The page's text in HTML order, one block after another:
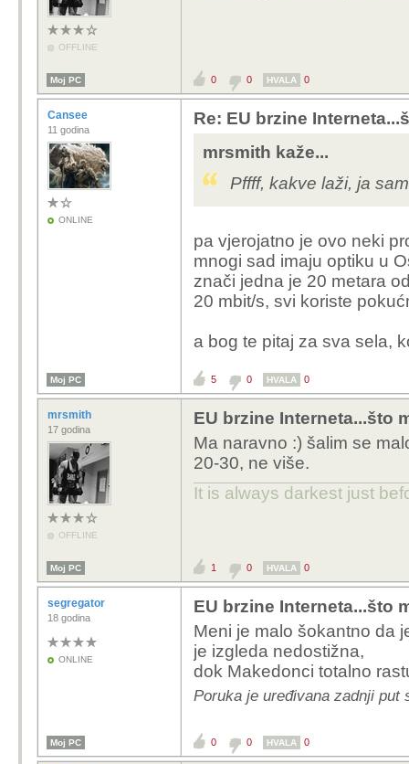
OFFLINE
Moj PC 0 0 HVALA 0
Cansee
11 godina
ONLINE
Re: EU brzine
mrsmith kaže...
Pffff, kakve laži, ja
pa vjerojatno je ovo neki
mnogi sad imaju optiku u
znači jedna je 20 metara
20 mbit/s, svi koriste
a bog te pitaj za sva sela,
Moj PC 5 0 HVALA 0
mrsmith
17 godina
OFFLINE
EU brzine Interneta...što
Ma naravno :) šalim se
20-30, ne više.
It is always darkest just
Moj PC 1 0 HVALA 0
segregator
18 godina
ONLINE
EU brzine Interneta...što
Meni je malo šokantno da
je izgleda nedostižna,
dok Makedonci totalno
Poruka je uređivana zadnji put
Moj PC 0 0 HVALA 0